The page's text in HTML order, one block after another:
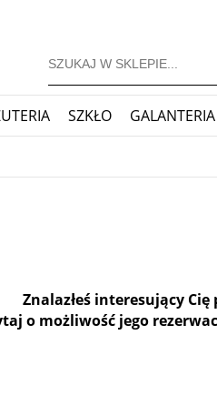
SZKŁO
Znalazłeś interesujący
o możliwość jego